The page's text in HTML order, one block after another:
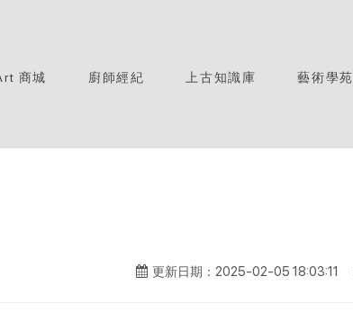
商城 廚師經紀 上古知識庫 藝術學苑
更新日期：2025-02-05 18:03:11